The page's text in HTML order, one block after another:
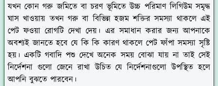
যখন কোন গরু জমিতে বা চরণ ভূমিতে উচ্চ পরিমাণ লিগিউম সমৃদ্ধ
ঘাস খাওয়ায় তখন গরু বা বিভিন্ন হজম শক্তির সমস্যা থাকলে এই
পেট ফওয়া রোগটি দেখা দেয়। এর সমাধান করার জন্য আপনাকে
অবশ্যই জানতে হবে যে কি কি কারণ থাকলে পেট ফাঁপা সমস্যা সৃষ্টি
হয়। একটি গবাদি পশু দেখে অনেক সময় বোঝা যায় না তাই সেই
নির্দেশনা গুলো জেনে রাখা উচিত যে নির্দেশনাগুলো উপস্থিত হলে
আপনি বুঝতে পারবেন।